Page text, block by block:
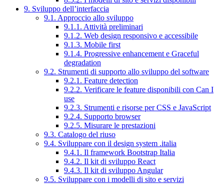
9. Sviluppo dell’interfaccia
9.1. Approccio allo sviluppo
9.1.1. Attività preliminari
9.1.2. Web design responsivo e accessibile
9.1.3. Mobile first
9.1.4. Progressive enhancement e Graceful
degradation
9.2. Strumenti di supporto allo sviluppo del software
9.2.1. Feature detection
9.2.2. Verificare le feature disponibili con Can I
use
9.2.3. Strumenti e risorse per CSS e JavaScript
9.2.4. Supporto browser
9.2.5. Misurare le prestazioni
9.3. Catalogo del riuso
9.4. Sviluppare con il design system .italia
9.4.1. Il framework Bootstrap Italia
9.4.2. Il kit di sviluppo React
9.4.3. Il kit di sviluppo Angular
9.5. Sviluppare con i modelli di sito e servizi